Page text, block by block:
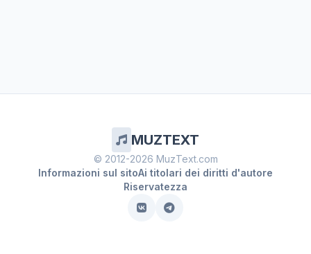
MUZTEXT
© 2012-2026 MuzText.com
Informazioni sul sitoAi titolari dei diritti d'autore
Riservatezza